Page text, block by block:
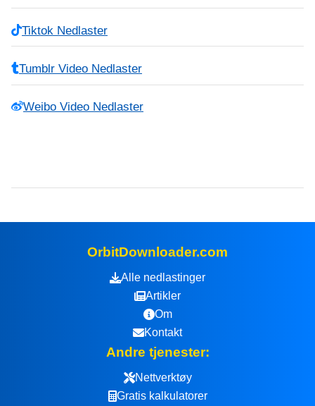
Tiktok Nedlaster
Tumblr Video Nedlaster
Weibo Video Nedlaster
OrbitDownloader.com
Alle nedlastinger
Artikler
Om
Kontakt
Andre tjenester:
Nettverktøy
Gratis kalkulatorer